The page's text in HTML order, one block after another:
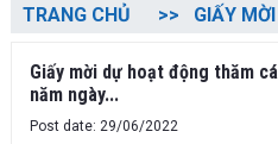
TRANG CHỦ GIẤY
Giấy mời dự hoạt động thăm
năm ngày...
Post date: 29/06/2022